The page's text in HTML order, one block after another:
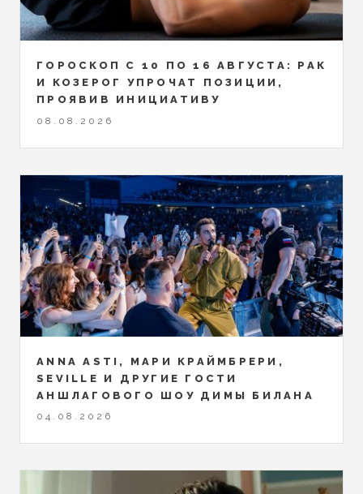
ГОРОСКОП С 10 ПО 16 АВГУСТА: РАК
И КОЗЕРОГ УПРОЧАТ ПОЗИЦИИ,
ПРОЯВИВ ИНИЦИАТИВУ
08.08.2026
ANNA ASTI, МАРИ КРАЙМБРЕРИ,
SEVILLE И ДРУГИЕ ГОСТИ
АНШЛАГОВОГО ШОУ ДИМЫ БИЛАНА
04.08.2026